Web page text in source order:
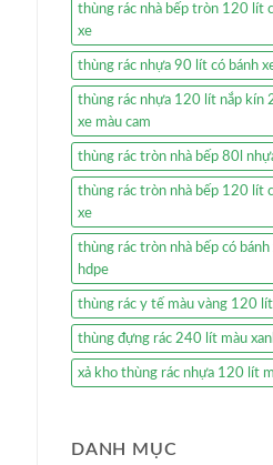
thùng rác nhà bếp tròn 120 lít
xe
thùng rác nhựa 90 lít có bánh
thùng rác nhựa 120 lít nắp kín
xe màu cam
thùng rác tròn nhà bếp 80l
thùng rác tròn nhà bếp 120 lít
xe
thùng rác tròn nhà bếp có bánh
hdpe
thùng rác y tế màu vàng 120 lít
thùng đựng rác 240 lít màu
xả kho thùng rác nhựa 120 lít
DANH MỤC